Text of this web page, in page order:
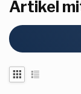
Artikel